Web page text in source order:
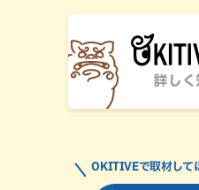
OKITIVEで取材して